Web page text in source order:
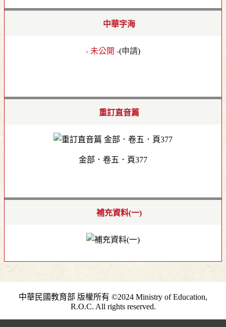
中華字海
- 未公開 -(申請)
重訂直音篇
金部．卷五．頁377
補充資料(一)
中華民國教育部 版權所有 ©2024 Ministry of Education,
R.O.C. All rights reserved.